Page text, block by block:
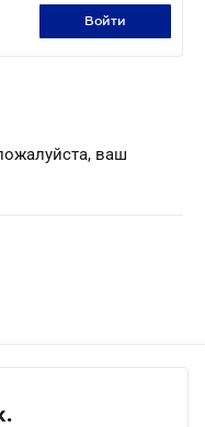
войти
ваш